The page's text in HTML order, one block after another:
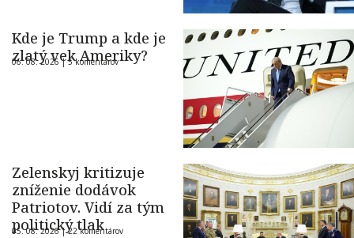
Kde je Trump a kde je
zlatý vek Ameriky?
06. 08. 2026 |5 komentárov
Zelenskyj kritizuje
zníženie dodávok
Patriotov. Vidí za tým
politický tlak
05. 08. 2026 |22 komentárov